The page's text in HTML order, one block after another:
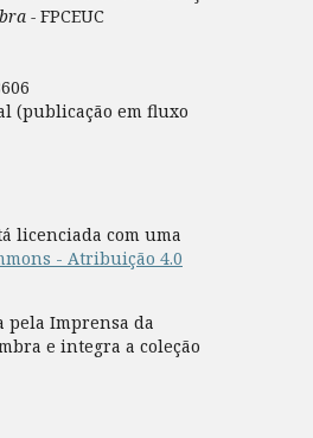
- FPCEUC
(publicação em fluxo
licenciada com uma
- Atribuição 4.0
pela Imprensa da
e integra a coleção